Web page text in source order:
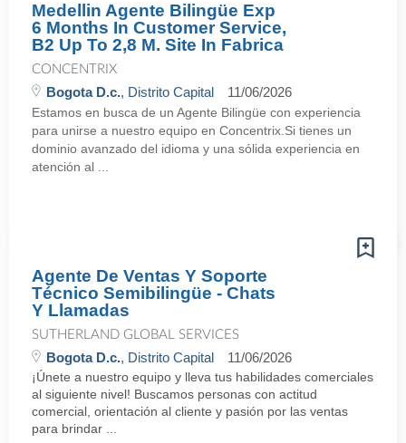
Medellin Agente Bilingüe Exp
6 Months In Customer Service,
B2 Up To 2,8 M. Site In Fabrica
CONCENTRIX
Bogota D.c., Distrito Capital 11/06/2026
Estamos en busca de un Agente Bilingüe con experiencia
para unirse a nuestro equipo en Concentrix.Si tienes un
dominio avanzado del idioma y una sólida experiencia en
atención al ...
Agente De Ventas Y Soporte
Técnico Semibilingüe - Chats
Y Llamadas
SUTHERLAND GLOBAL SERVICES
Bogota D.c., Distrito Capital 11/06/2026
¡Únete a nuestro equipo y lleva tus habilidades comerciales
al siguiente nivel! Buscamos personas con actitud
comercial, orientación al cliente y pasión por las ventas
para brindar ...